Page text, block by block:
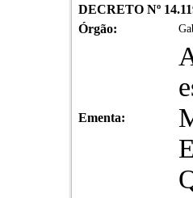
DECRETO Nº
Órgão:
Ementa: